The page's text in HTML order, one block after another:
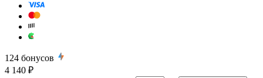
124 бонусов
4 140 ₽